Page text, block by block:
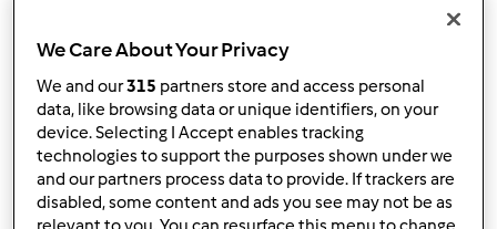
porlibertya
We Care About Your Privacy
We and our315 partners store and access personal
data, like browsing data or unique identifiers, on your
device. Selecting I Accept enables tracking
technologies to support the purposes shown under we
and our partners process data to provide. If trackers are
disabled, some content and ads you see may not be as